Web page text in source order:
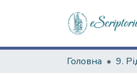
Головна